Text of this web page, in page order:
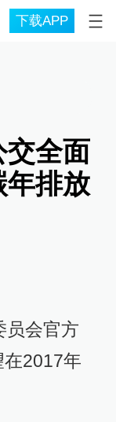
下载APP
交全面
年排放
员会官方
2017年